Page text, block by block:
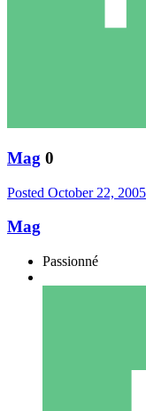
Mag 0
Posted October 22, 2005
Mag
Passionné